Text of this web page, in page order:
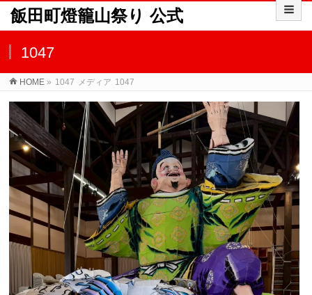
飯田町燈籠山祭り 公式
1047
HOME » 1047 メディア 1047